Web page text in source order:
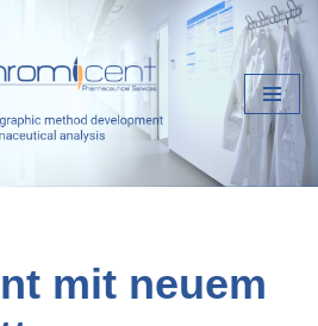
mit neuem